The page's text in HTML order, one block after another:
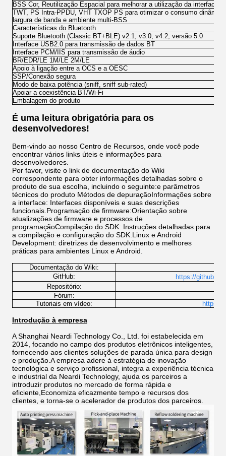
BSS Cor, Reutilização Espacial para melhorar a utilização da interface
TWT, PS Intra-PPDU, VHT TXOP PS para otimizar o consumo
largura de banda e ambiente multi-BSS
Características do Bluetooth
Suporte Bluetooth (Classic BT+BLE) v2.1, v3.0, v4.2, versão 5.0
Interface USB2.0 para transmissão de dados BT
Interface PCM/IIS para transmissão de áudio
BR/EDR/LE 1M/LE 2M/LE
Apoio à ligação entre a OCS e a OESC
SSP/Conexão segura
Modo de baixa potência (sniff, sniff sub-rated)
Apoiar a coexistência BT/Wi-Fi
Embalagem do produto
É uma leitura obrigatória para os
desenvolvedores!
Bem-vindo ao nosso Centro de Recursos, onde você pode
encontrar vários links úteis e informações para
desenvolvedores.
Por favor, visite o link de documentação do Wiki
correspondente para obter informações detalhadas sobre o
produto de sua escolha, incluindo o seguinte:e parâmetros
técnicos do produto Métodos de depuraçãoInformações sobre
a interface: Interfaces disponíveis e suas descrições
funcionais.Programação de firmware:Orientação sobre
atualizações de firmware e processos de
programaçãoCompilação do SDK: Instruções detalhadas para
a compilação e configuração do SDK.Linux e Android
Development: diretrizes de desenvolvimento e melhores
práticas para ambientes Linux e Android.
Documentação do Wiki:
GitHub:
https://
Repositório:
Fórum:
Tutoriais em vídeo:
https://
Introdução à empresa
A Shanghai Neardi Technology Co., Ltd. foi estabelecida em
2014, focando no campo dos produtos eletrônicos inteligentes,
fornecendo aos clientes soluções de parada única para design
e produção.A empresa adere à estratégia de inovação
tecnológica e serviço profissional, integra a experiência técnica
e industrial da Neardi Technology, ajuda os parceiros a
introduzir produtos no mercado de forma rápida e
eficiente,Economiza eficazmente tempo e recursos dos
clientes, e torna-se o acelerador de produtos dos parceiros.